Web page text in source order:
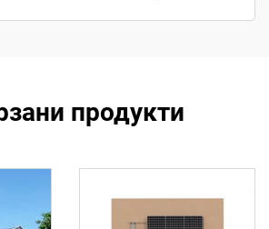
продукти